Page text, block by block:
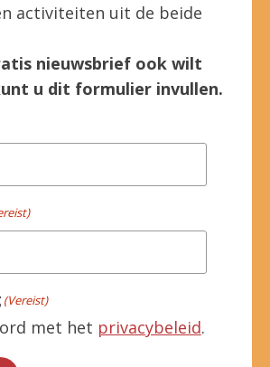
activiteiten uit de beide
nieuwsbrief ook wilt
u dit formulier invullen.
(Vereist)
met het privacybeleid.